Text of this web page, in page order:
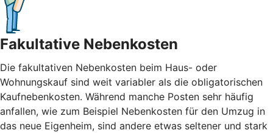
Fakultative Nebenkosten
Die fakultativen Nebenkosten beim Haus- oder
Wohnungskauf sind weit variabler als die obligatorischen
Kaufnebenkosten. Während manche Posten sehr häufig
anfallen, wie zum Beispiel Nebenkosten für den Umzug in
das neue Eigenheim, sind andere etwas seltener und stark